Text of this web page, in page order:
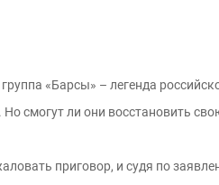
«Барсы» – легенда
смогут ли они восстановить
приговор, и судя по